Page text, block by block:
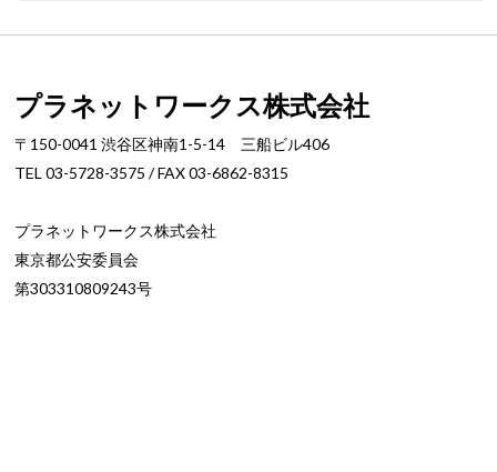
プラネットワークス株式会社
〒150-0041 渋谷区神南1-5-14 三船ビル406
TEL 03-5728-3575 / FAX 03-6862-8315
プラネットワークス株式会社
東京都公安委員会
第303310809243号